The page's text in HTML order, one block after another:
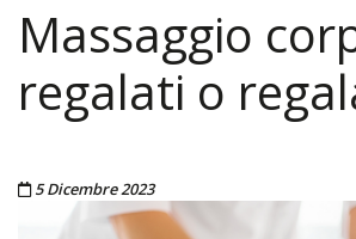
Massaggio
regalati o
Pubblicato il
5 Dicembre 2023